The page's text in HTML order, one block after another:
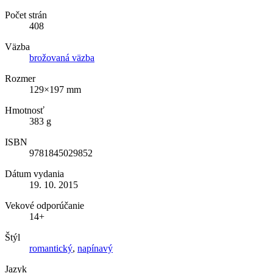
Počet strán
408
Väzba
brožovaná väzba
Rozmer
129×197 mm
Hmotnosť
383 g
ISBN
9781845029852
Dátum vydania
19. 10. 2015
Vekové odporúčanie
14+
Štýl
romantický, napínavý
Jazyk